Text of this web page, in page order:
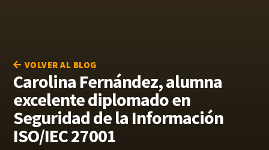
VOLVER AL BLOG
Carolina Fernández, alumna
excelente diplomado en
Seguridad de la Información
ISO/IEC 27001